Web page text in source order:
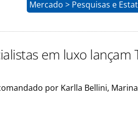
Mercado > Pesquisas e
em luxo lançam
por Karlla Bellini, Marina